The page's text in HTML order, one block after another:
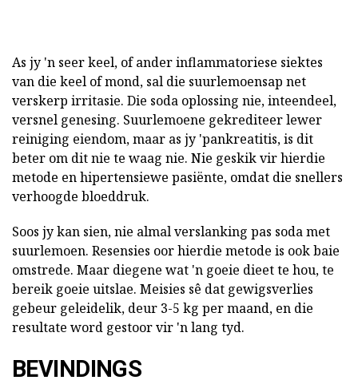
As jy 'n seer keel, of ander inflammatoriese siektes
van die keel of mond, sal die suurlemoensap net
verskerp irritasie. Die soda oplossing nie, inteendeel,
versnel genesing. Suurlemoene gekrediteer lewer
reiniging eiendom, maar as jy 'pankreatitis, is dit
beter om dit nie te waag nie. Nie geskik vir hierdie
metode en hipertensiewe pasiënte, omdat die snellers
verhoogde bloeddruk.
Soos jy kan sien, nie almal verslanking pas soda met
suurlemoen. Resensies oor hierdie metode is ook baie
omstrede. Maar diegene wat 'n goeie dieet te hou, te
bereik goeie uitslae. Meisies sê dat gewigsverlies
gebeur geleidelik, deur 3-5 kg per maand, en die
resultate word gestoor vir 'n lang tyd.
BEVINDINGS